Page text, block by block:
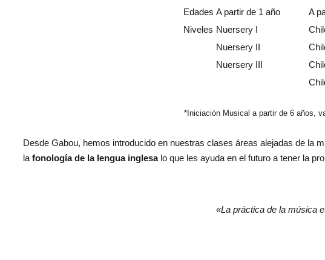
Edades A partir de 1 año A
Niveles Nuersery I
Nuersery II
Nuersery III
*Iniciación Musical a partir de 6 años,
Desde Gabou, hemos introducido en nuestras clases áreas alejadas de la
la fonología de la lengua inglesalo que les ayuda en el futuro a tener la
«La práctica de la música